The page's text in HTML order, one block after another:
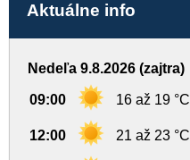
Aktuálne info
Nedeľa 9.8.2026 (zajtra)
09:00 16 až 19 °C
12:00 21 až 23 °C